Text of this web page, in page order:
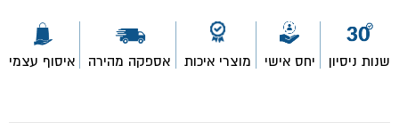
שנות ניסיון יחס אישי מוצרי איכות אספקה מהירה איסוף עצמי